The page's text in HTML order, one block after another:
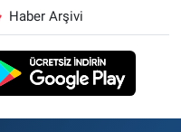
Haber Arşivi